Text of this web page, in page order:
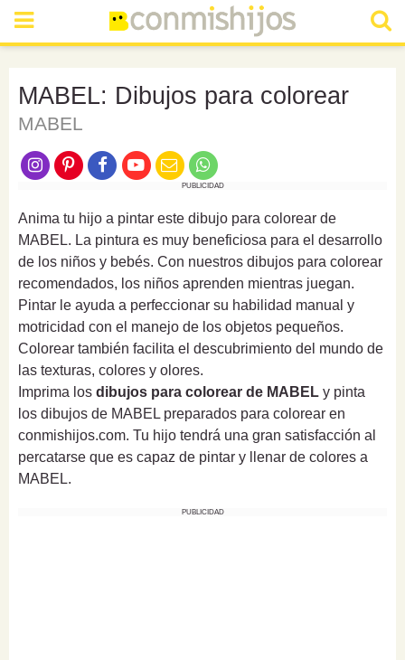
MABEL: Dibujos para colorear
MABEL
PUBLICIDAD
Anima tu hijo a pintar este dibujo para colorear de
MABEL. La pintura es muy beneficiosa para el desarrollo
de los niños y bebés. Con nuestros dibujos para colorear
recomendados, los niños aprenden mientras juegan.
Pintar le ayuda a perfeccionar su habilidad manual y
motricidad con el manejo de los objetos pequeños.
Colorear también facilita el descubrimiento del mundo de
las texturas, colores y olores.
Imprima los dibujos para colorear de MABEL y pinta
los dibujos de MABEL preparados para colorear en
conmishijos.com. Tu hijo tendrá una gran satisfacción al
percatarse que es capaz de pintar y llenar de colores a
MABEL.
PUBLICIDAD